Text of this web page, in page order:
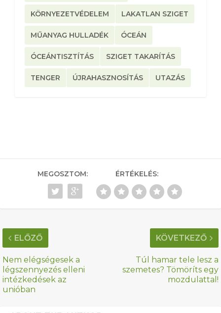
KÖRNYEZETVÉDELEM LAKATLAN SZIGET
MŰANYAG HULLADÉK ÓCEÁN
ÓCEÁNTISZTÍTÁS SZIGET TAKARÍTÁS
TENGER ÚJRAHASZNOSÍTÁS UTAZÁS
MEGOSZTOM: ÉRTÉKELÉS:
ELŐZŐ
Nem elégségesek a
légszennyezés elleni
intézkedések az
unióban
KÖVETKEZŐ
Túl hamar tele lesz a
szemetes? Tömöríts egy
mozdulattal!